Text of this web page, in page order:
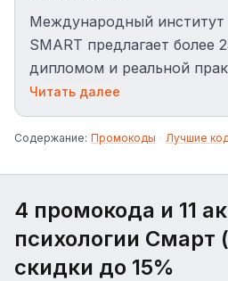
Международный институт
SMART предлагает более
дипломом и реальной
на Rukodi.com дают скидку
обучение.
Читать далее
Содержание: Промокоды · Лучшие
4 промокода и 11
психологии Смарт
скидки до 15%